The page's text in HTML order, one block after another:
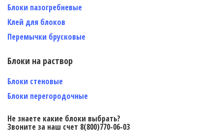
Блоки пазогребневые
Клей для блоков
Перемычки брусковые
Блоки на раствор
Блоки стеновые
Блоки перегородочные
Не знаете какие блоки выбрать?
Звоните за наш счет 8(800)770-06-03